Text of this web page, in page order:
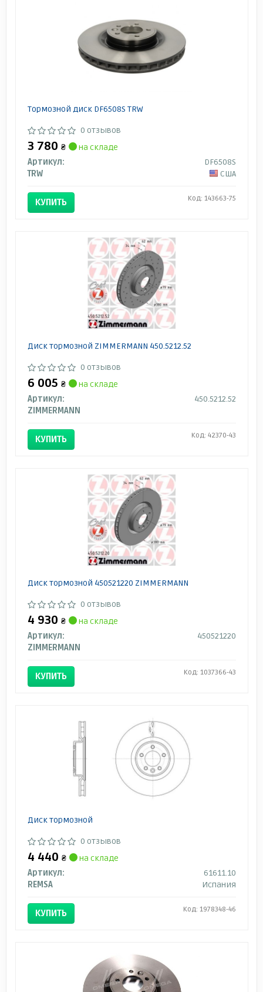
Тормозной диск DF6508S TRW
0 отзывов
3 780 ₴
на складе
Артикул:
DF6508S
TRW
США
КУПИТЬ Код: 143663-75
Диск тормозной ZIMMERMANN 450.5212.52
0 отзывов
6 005 ₴
на складе
Артикул:
450.5212.52
ZIMMERMANN
КУПИТЬ Код: 42370-43
Диск тормозной 450521220 ZIMMERMANN
0 отзывов
4 930 ₴
на складе
Артикул:
450521220
ZIMMERMANN
КУПИТЬ Код: 1037366-43
Диск тормозной
0 отзывов
4 440 ₴
на складе
Артикул:
61611.10
REMSA
Испания
КУПИТЬ Код: 1978348-46